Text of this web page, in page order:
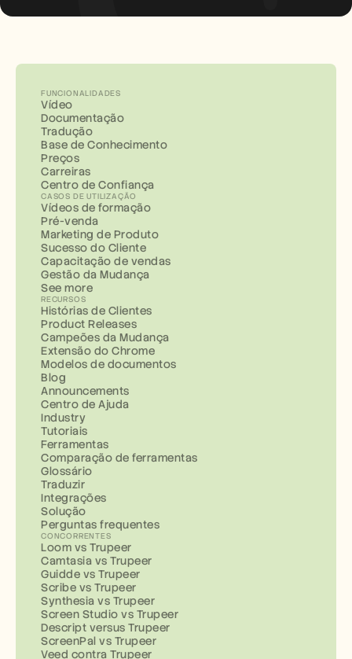
FUNCIONALIDADES
Vídeo
Documentação
Tradução
Base de Conhecimento
Preços
Carreiras
Centro de Confiança
CASOS DE UTILIZAÇÃO
Vídeos de formação
Pré-venda
Marketing de Produto
Sucesso do Cliente
Capacitação de vendas
Gestão da Mudança
See more
RECURSOS
Histórias de Clientes
Product Releases
Campeões da Mudança
Extensão do Chrome
Modelos de documentos
Blog
Announcements
Centro de Ajuda
Industry
Tutoriais
Ferramentas
Comparação de ferramentas
Glossário
Traduzir
Integrações
Solução
Perguntas frequentes
CONCORRENTES
Loom vs Trupeer
Camtasia vs Trupeer
Guidde vs Trupeer
Scribe vs Trupeer
Synthesia vs Trupeer
Screen Studio vs Trupeer
Descript versus Trupeer
ScreenPal vs Trupeer
Veed contra Trupeer